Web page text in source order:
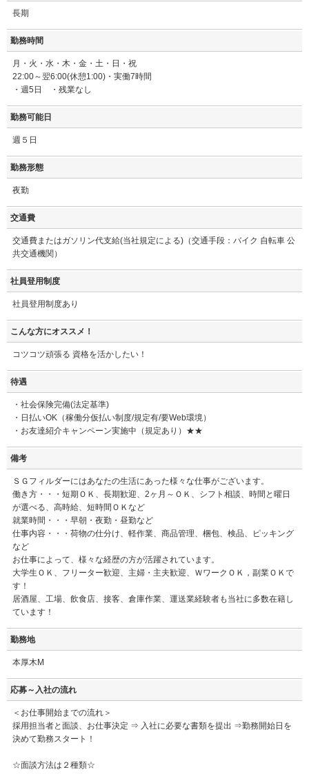
長期
勤務時間
月・火・水・木・金・土・日・祝
22:00～翌6:00(休憩1:00)・実働7時間
・週5日 ・残業なし
勤務可能日
週５日
勤務形態
夜勤
交通費
交通費またはガソリン代支給(当社規定による)（交通手段：バイク 自転車 公
共交通機関）
社員登用制度
社員登用制度あり
こんな方にオススメ！
コツコツ頑張る 資格を活かしたい！
待遇
・社会保険完備(法定基準)
・日払いOK（稼働分仮払い制度/規定有/要Web環境）
・お友達紹介キャンペーン実施中（規定あり）★★
備考
ＳＧフィルダーにはあなたの生活にあった様々な仕事がございます。
働き方・・・短期ＯＫ、長期歓迎、2ヶ月～ＯＫ、シフト相談、時間と曜日
が選べる、高時給、短時間ＯＫなど
就業時間・・・早朝・夜勤・昼勤など
仕事内容・・・荷物の仕分け、軽作業、商品管理、梱包、検品、ピッキング
など
お仕事によって、様々な経歴の方が活躍されています。
大学生ＯＫ、フリーター歓迎、主婦・主夫歓迎、ＷワークＯＫ，副業ＯＫで
す！
居酒屋、工場、飲食店、接客、倉庫作業、運送業経験者も当社に多数在籍し
ています！
勤務地
本厚木M
応募～入社の流れ
＜お仕事開始までの流れ＞
採用担当者と面談、お仕事決定 ⇒ 入社に必要な書類を提出 ⇒勤務開始日を
決めて勤務スタート！
☆面談方法は２種類☆